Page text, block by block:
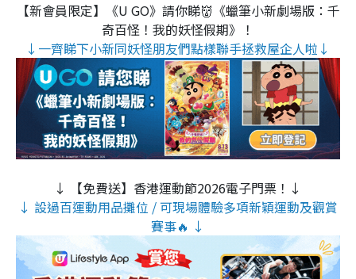
【新會員限定】《U GO》請你睇👹《蠟筆小新劇場版：千
奇百怪！我的妖怪假期》！
↓一齊睇下小新同妖怪朋友們點樣聯手拯救屋企人啦↓
↓ 【免費送】香港運動節2026電子門票！↓
↓ 設過百運動用品攤位 / 可現場體驗多項新穎運動及觀賞
賽事🔥 ↓